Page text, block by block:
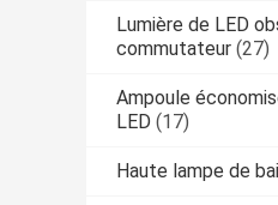
Lumière de LED
commutateur (27)
Ampoule
LED (17)
Haute lampe de